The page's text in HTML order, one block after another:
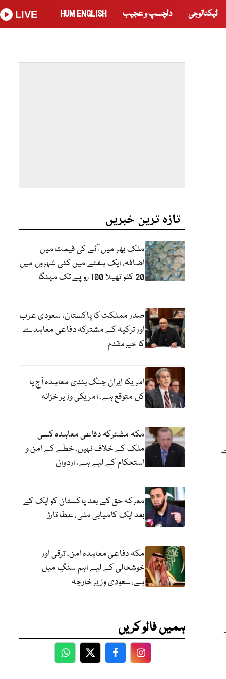
ٹیکنالوجی دلچسپ و عجیب HUM ENGLISH
LIVE
تازہ ترین خبریں
ملک بھر میں آٹے کی قیمت میں
اضافہ، ایک ہفتے میں کئی شہروں میں
20 کلو تھیلا 100 روپے تک مہنگا
صدر مملکت کا پاکستان، سعودی عرب
اور ترکیہ کے مشترکہ دفاعی معاہدے
کا خیرمقدم
امریکا ایران جنگ بندی معاہدہ آج یا
کل متوقع ہے، امریکی وزیر خزانہ
مکہ مشترکہ دفاعی معاہدہ کسی
ملک کے خلاف نہیں، خطے کے امن و
استحکام کے لیے ہے، اردوان
معرکہ حق کے بعد پاکستان کو ایک کے
بعد ایک کامیابی ملی، عطا تارڑ
مکہ دفاعی معاہدہ امن، ترقی اور
خوشحالی کے لیے اہم سنگِ میل
ہے،سعودی وزیر خارجہ
ہمیں فالو کریں
WhatsApp
TwitterFacebookFacebook